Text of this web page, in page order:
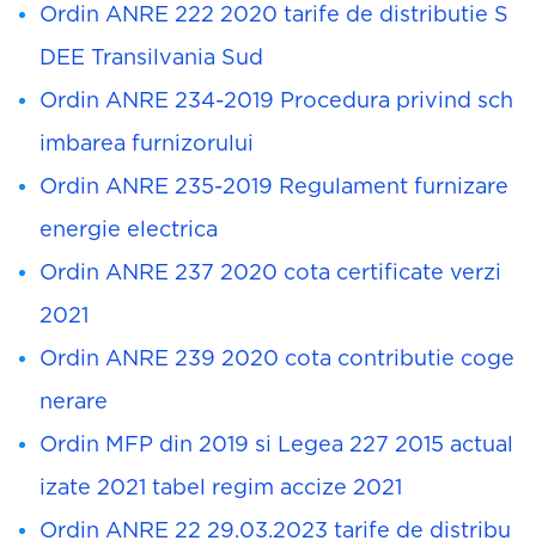
Ordin ANRE 222 2020 tarife de distributie S
DEE Transilvania Sud
Ordin ANRE 234-2019 Procedura privind sch
imbarea furnizorului
Ordin ANRE 235-2019 Regulament furnizare
energie electrica
Ordin ANRE 237 2020 cota certificate verzi
2021
Ordin ANRE 239 2020 cota contributie coge
nerare
Ordin MFP din 2019 si Legea 227 2015 actual
izate 2021 tabel regim accize 2021
Ordin ANRE 22 29.03.2023 tarife de distribu